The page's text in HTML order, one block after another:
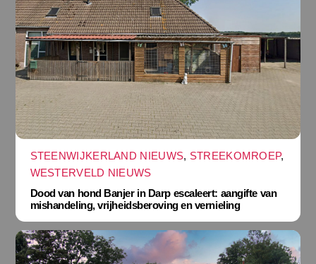
STEENWIJKERLAND NIEUWS, STREEKOMROEP,
WESTERVELD NIEUWS
Dood van hond Banjer in Darp escaleert: aangifte van
mishandeling, vrijheidsberoving en vernieling